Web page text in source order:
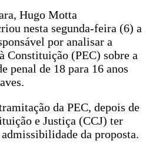
Hugo Motta
nesta segunda-feira (6) a
por analisar a
Constituição (PEC) sobre a
penal de 18 para 16 anos
da PEC, depois de
e Justiça (CCJ) ter
da proposta.